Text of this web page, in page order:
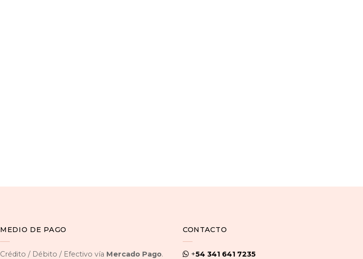
MEDIO DE PAGO
Crédito / Débito / Efectivo vía Mercado Pago.
CONTACTO
+54 341 641 7235